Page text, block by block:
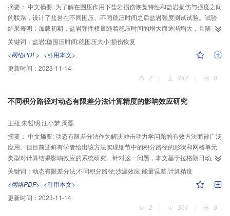
发生滑动时，其抗滑稳定安全系数主要受散粒体斜坡坡度、颗粒的内摩擦角、
颗粒半径、径流水深、散粒体斜坡孔隙率和渗透率的影响，且随颗粒的内摩擦
角、颗粒半径、散粒体斜坡孔隙率和渗透率的增大而增大，随散粒体斜坡坡度
和径流水深的增大而减小；(2)颗粒发生滚动与否主要取决于散粒体斜坡坡度、
容易失稳。
摘要： 中文摘要: 为了解在围压作用下盐岩损伤恢复特性和盐岩损伤与强度之间
的联系，设计了盐岩在不同围压、不同稳压时间之后盐岩强度测试试验。试验
结果表明：加载初期，盐岩弹性模量随着稳压时间的增大而逐渐增大，且随着
稳压时间的增大，盐岩峰值应力对应的轴向应变和横向应变均会逐渐增大；盐
岩损伤与强度之间存在负相关联系；随着稳围压时间的增加，盐岩强度逐渐增
大，最后保持在趋于相对稳定的状态；在围压作用下盐岩损伤愈合可以分为损
伤快速恢复阶段和损伤缓慢恢复阶段，且对于不同稳压大小，盐岩损伤恢复两
个阶段有明显的时间节点；在一定范围内，盐岩损伤快速恢复阶段的时间长短
度上缩短盐岩损伤快速恢复阶段时间，但是增大围压可能会对盐岩造成新的损
关键词： 盐岩;稳围压时间;稳围压大小;损伤恢复
<网络PDF> <引用本文>
更新时间： 2023-11-14
2
| 442 | 0
不同积分路径对动态有限差分法计算精度的影响效应研究
王雄,朱哲明,汪小梦,周磊
摘要： 中文摘要: 动态有限差分法作为解决冲击动力学问题的有效方法而被广泛
应用。但目前还鲜有学者给出该方法实现细节中的积分路径的形状和网格单元
类型对计算结果影响效应的系统研究。针对这一问题，本文基于拉格朗日动态
有限差分法求解框架，使用JAVA语言编写计算程序，模拟了应力波在长柱模型
中的传播，利用理论解，对比了多种积分路径下模拟结果。然后模拟了应力波
在无限大介质中的传播，从能量误差的角度，指出了四边形网格的沙漏效应缺
陷。最后得出结论：对于常应力单元，由积分路径围成的控制体集合必须完全
覆盖计算区域，才能得到正确的解。并且三角形网格能够避免四边形网格因为
关键词： 动态有限差分法;不同积分路径;沙漏效应;能量误差;计算精度
<网络PDF> <引用本文>
更新时间： 2023-11-14
2
| 361 | 0